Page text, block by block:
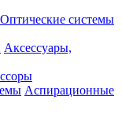
Оптические системы
Аксессуары,
Аспирационные